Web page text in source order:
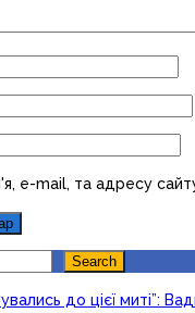
e-mail, та адресу
Search
до цієї миті”: